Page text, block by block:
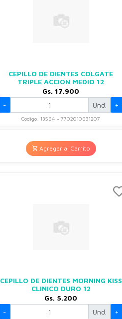
CEPILLO DE DIENTES COLGATE
TRIPLE ACCION MEDIO 12
Gs. 17.900
-
Und. +
Codigo: 13564 - 7702010631207
Agregar al Carrito
CEPILLO DE DIENTES MORNING KISS
CLINICO DURO 12
Gs. 5.200
-
Und. +